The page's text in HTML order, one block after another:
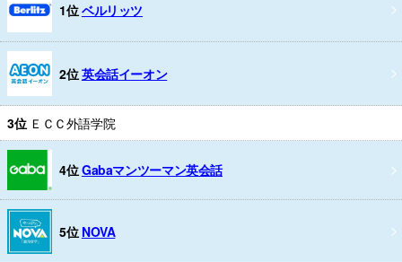
1位ベルリッツ
2位英会話イーオン
3位 ＥＣＣ外語学院
4位Gabaマンツーマン英会話
5位 NOVA